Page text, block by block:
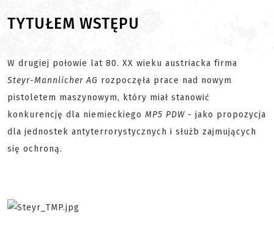
TYTUŁEM WSTĘPU
W drugiej połowie lat 80. XX wieku austriacka firma
Steyr-Mannlicher AG rozpoczęła prace nad nowym
pistoletem maszynowym, który miał stanowić
konkurencję dla niemieckiego MP5 PDW - jako propozycja
dla jednostek antyterrorystycznych i służb zajmujących
się ochroną.